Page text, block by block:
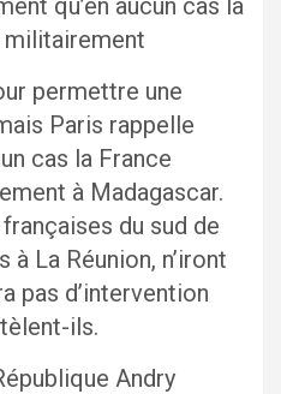
qu’en aucun cas la
militairement
permettre une
Paris rappelle
cas la France
à Madagascar.
du sud de
à La Réunion, n’iront
pas d’intervention
ils.
Andry